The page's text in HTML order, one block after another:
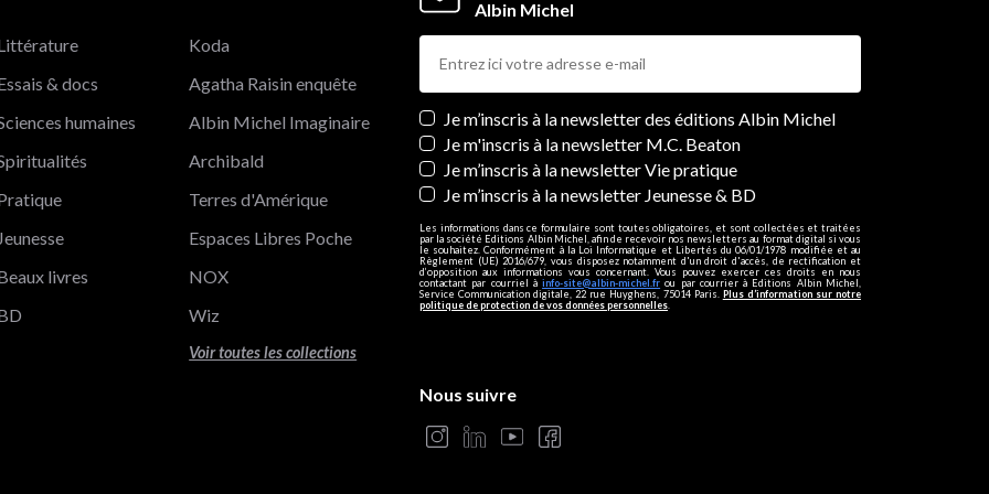
Albin Michel
Newsletters
Je m’inscris à la newsletter des éditions Albin Michel
Je m'inscris à la newsletter M.C. Beaton
Je m’inscris à la newsletter Vie pratique
Je m’inscris à la newsletter Jeunesse & BD
Les informations dans ce formulaire sont toutes obligatoires, et sont collectées et traitées
par la société Editions Albin Michel, afin de recevoir nos newsletters au format digital si vous
le souhaitez. Conformément à la Loi Informatique et Libertés du 06/01/1978 modifiée et au
Règlement (UE) 2016/679, vous disposez notamment d'un droit d'accès, de rectification et
d’opposition aux informations vous concernant. Vous pouvez exercer ces droits en nous
contactant par courriel àinfo-site@albin-michel.fr ou par courrier à Editions Albin Michel,
Service Communication digitale, 22 rue Huyghens, 75014 Paris. Plus d’information sur notre
politique de protection de vos données personnelles.
& docs
humaines
Jeunesse
livres
Koda
Agatha Raisin enquête
Albin Michel Imaginaire
Archibald
Terres d'Amérique
Espaces Libres Poche
NOX
Wiz
Voir toutes les collections
Nous suivre